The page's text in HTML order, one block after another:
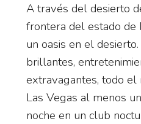
A través del desierto
frontera del estado de
un oasis en el
brillantes,
extravagantes, todo
Las Vegas al menos
noche en un club